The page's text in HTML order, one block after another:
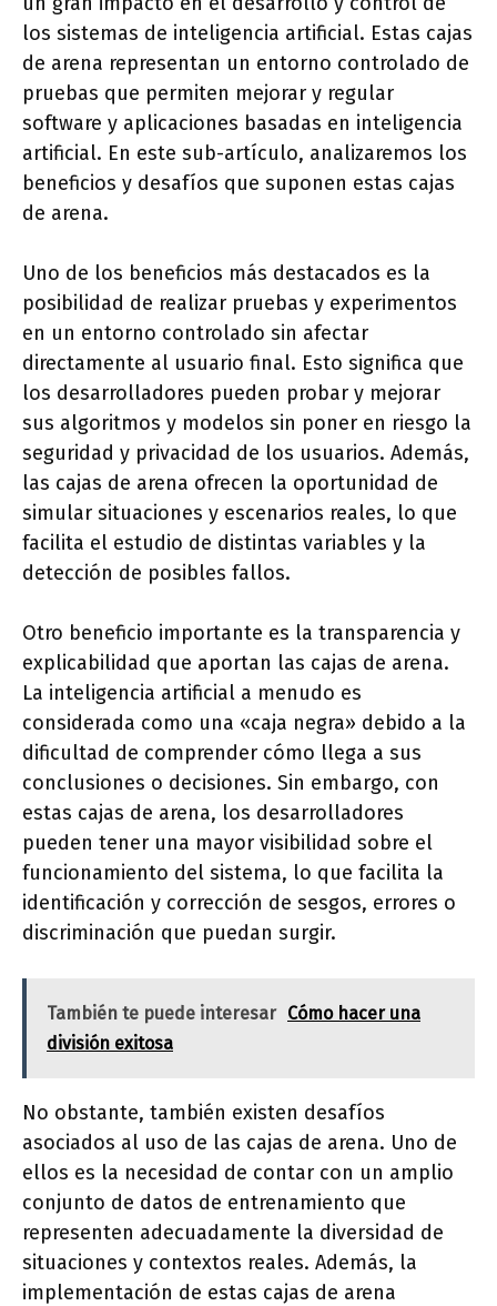
los sistemas de inteligencia artificial. Estas cajas
de arena representan un entorno controlado de
pruebas que permiten mejorar y regular
software y aplicaciones basadas en inteligencia
artificial. En este sub-artículo, analizaremos los
beneficios y desafíos que suponen estas cajas
de arena.
Uno de los beneficios más destacados es la
posibilidad de realizar pruebas y experimentos
en un entorno controlado sin afectar
directamente al usuario final. Esto significa que
los desarrolladores pueden probar y mejorar
sus algoritmos y modelos sin poner en riesgo la
seguridad y privacidad de los usuarios. Además,
las cajas de arena ofrecen la oportunidad de
simular situaciones y escenarios reales, lo que
facilita el estudio de distintas variables y la
detección de posibles fallos.
Otro beneficio importante es la transparencia y
explicabilidad que aportan las cajas de arena.
La inteligencia artificial a menudo es
considerada como una «caja negra» debido a la
dificultad de comprender cómo llega a sus
conclusiones o decisiones. Sin embargo, con
estas cajas de arena, los desarrolladores
pueden tener una mayor visibilidad sobre el
funcionamiento del sistema, lo que facilita la
identificación y corrección de sesgos, errores o
discriminación que puedan surgir.
También te puede interesar Cómo hacer una
división exitosa
No obstante, también existen desafíos
asociados al uso de las cajas de arena. Uno de
ellos es la necesidad de contar con un amplio
conjunto de datos de entrenamiento que
representen adecuadamente la diversidad de
situaciones y contextos reales. Además, la
implementación de estas cajas de arena